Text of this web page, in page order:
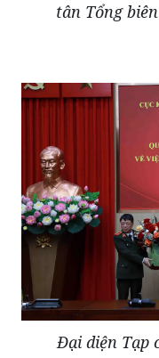
tân Tổng
Đại diện Tạp